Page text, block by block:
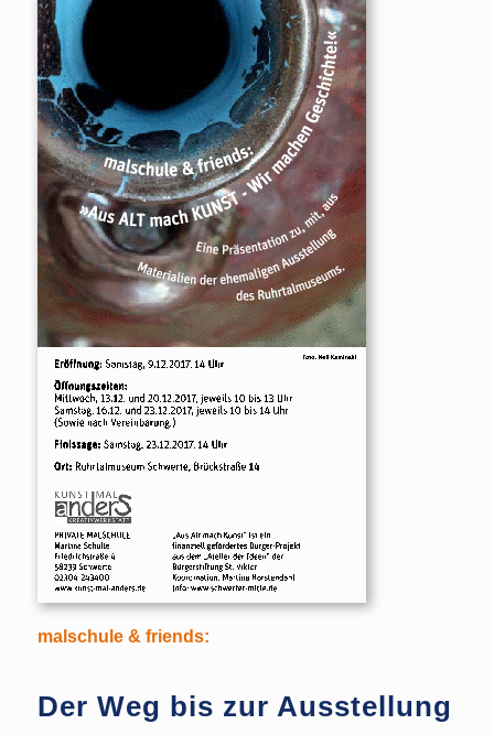
malschule & friends:
Der Weg bis zur Ausstellung